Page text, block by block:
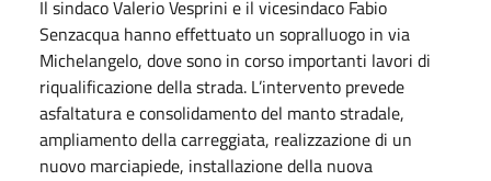
Il sindaco Valerio Vesprini e il vicesindaco Fabio
Senzacqua hanno effettuato un sopralluogo in via
Michelangelo, dove sono in corso importanti lavori di
riqualificazione della strada. L’intervento prevede
asfaltatura e consolidamento del manto stradale,
ampliamento della carreggiata, realizzazione di un
nuovo marciapiede, installazione della nuova